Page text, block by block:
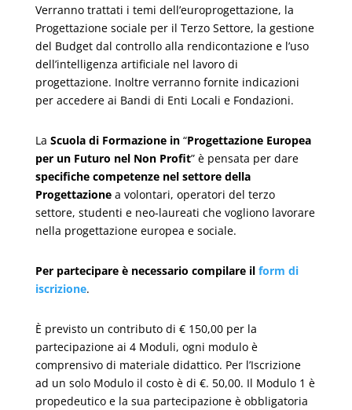
Verranno trattati i temi dell’europrogettazione, la
Progettazione sociale per il Terzo Settore, la gestione
del Budget dal controllo alla rendicontazione e l’uso
dell’intelligenza artificiale nel lavoro di
progettazione. Inoltre verranno fornite indicazioni
per accedere ai Bandi di Enti Locali e Fondazioni.
La Scuola di Formazione in“Progettazione Europea
per un Futuro nel Non Profit” è pensata per dare
specifiche competenze nel settore della
Progettazione a volontari, operatori del terzo
settore, studenti e neo-laureati che vogliono lavorare
nella progettazione europea e sociale.
Per partecipare è necessario compilare il form di
iscrizione.
È previsto un contributo di € 150,00 per la
partecipazione ai 4 Moduli, ogni modulo è
comprensivo di materiale didattico. Per l’Iscrizione
ad un solo Modulo il costo è di €. 50,00. Il Modulo 1 è
propedeutico e la sua partecipazione è obbligatoria